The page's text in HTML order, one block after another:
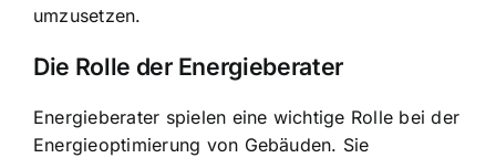
umzusetzen.
Die Rolle der Energieberater
Energieberater spielen eine wichtige Rolle bei der
Energieoptimierung von Gebäuden. Sie